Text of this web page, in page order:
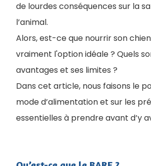
de lourdes conséquences sur la
l’animal.
Alors, est-ce que nourrir son chien
vraiment l'option idéale ? Quels
avantages et ses limites ?
Dans cet article, nous faisons le
mode d’alimentation et sur les
essentielles à prendre avant d’y